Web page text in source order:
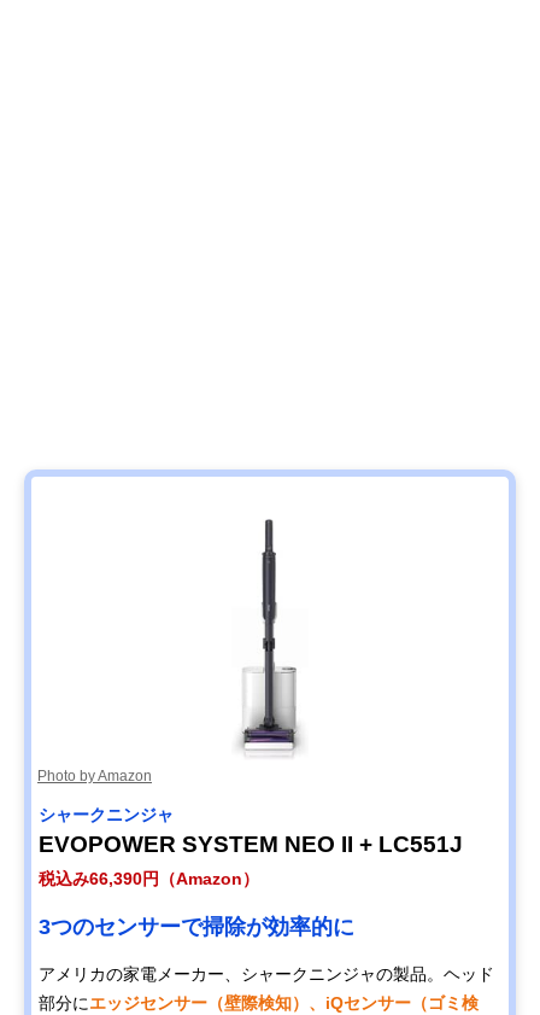
Photo by Amazon
シャークニンジャ
EVOPOWER SYSTEM NEO II + LC551J
税込み66,390円（Amazon）
3つのセンサーで掃除が効率的に
アメリカの家電メーカー、シャークニンジャの製品。ヘッド
部分にエッジセンサー（壁際検知）、iQセンサー（ゴミ検